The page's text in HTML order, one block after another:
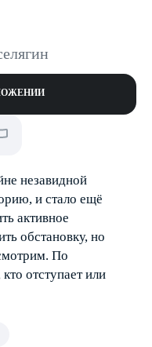
незавидной
и стало ещё
активное
обстановку, но
По
отступает или